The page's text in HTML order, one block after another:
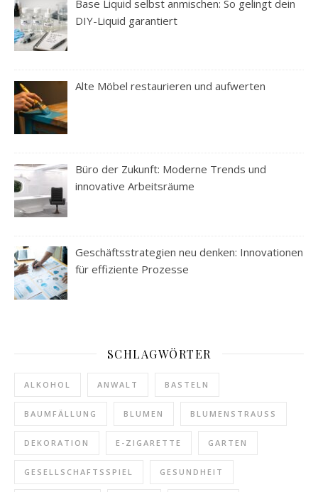
Base Liquid selbst anmischen: So gelingt dein
DIY-Liquid garantiert
Alte Möbel restaurieren und aufwerten
Büro der Zukunft: Moderne Trends und
innovative Arbeitsräume
Geschäftsstrategien neu denken: Innovationen
für effiziente Prozesse
SCHLAGWÖRTER
ALKOHOL ANWALT BASTELN
BAUMFÄLLUNG BLUMEN BLUMENSTRAUSS
DEKORATION E-ZIGARETTE GARTEN
GESELLSCHAFTSSPIEL GESUNDHEIT